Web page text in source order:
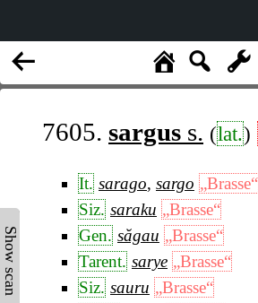
Show scan ▲
7605. sargus s. (lat.)
It. sarago, sargo „Brasse“
Siz. saraku „Brasse“
Gen. săgau „Brasse“
Tarent. sarye „Brasse“
Siz. sauru „Brasse“